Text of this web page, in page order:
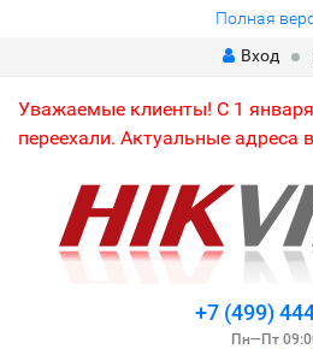
Полная
Вход
Уважаемые клиенты! С 1
переехали. Актуальные адреса
+7 (499)
Пн—Пт